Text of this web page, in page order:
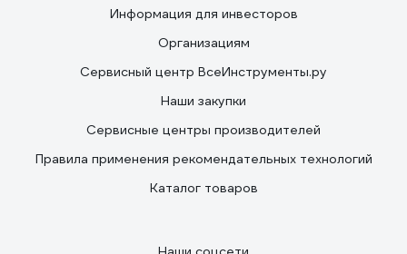
Информация для инвесторов
Организациям
Сервисный центр ВсеИнструменты.ру
Наши закупки
Сервисные центры производителей
Правила применения рекомендательных технологий
Каталог товаров